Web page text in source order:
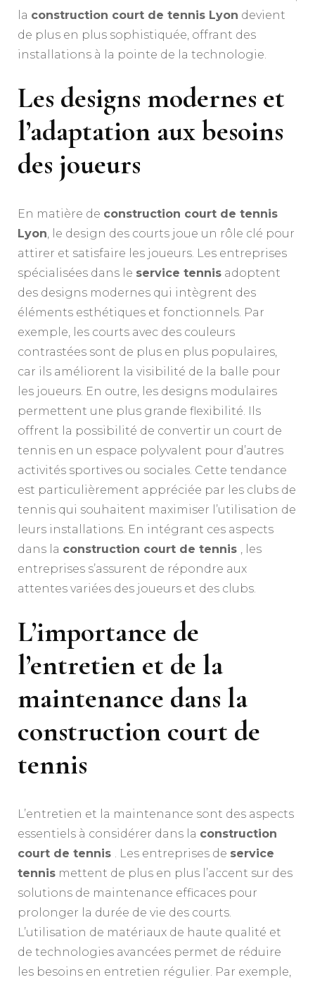
la construction court de tennis Lyon devient
de plus en plus sophistiquée, offrant des
installations à la pointe de la technologie.
Les designs modernes et
l’adaptation aux besoins
des joueurs
En matière de construction court de tennis
Lyon, le design des courts joue un rôle clé pour
attirer et satisfaire les joueurs. Les entreprises
spécialisées dans le service tennis adoptent
des designs modernes qui intègrent des
éléments esthétiques et fonctionnels. Par
exemple, les courts avec des couleurs
contrastées sont de plus en plus populaires,
car ils améliorent la visibilité de la balle pour
les joueurs. En outre, les designs modulaires
permettent une plus grande flexibilité. Ils
offrent la possibilité de convertir un court de
tennis en un espace polyvalent pour d’autres
activités sportives ou sociales. Cette tendance
est particulièrement appréciée par les clubs de
tennis qui souhaitent maximiser l’utilisation de
leurs installations. En intégrant ces aspects
dans la construction court de tennis , les
entreprises s’assurent de répondre aux
attentes variées des joueurs et des clubs.
L’importance de
l’entretien et de la
maintenance dans la
construction court de
tennis
L’entretien et la maintenance sont des aspects
essentiels à considérer dans la construction
court de tennis . Les entreprises de service
tennis mettent de plus en plus l’accent sur des
solutions de maintenance efficaces pour
prolonger la durée de vie des courts.
L’utilisation de matériaux de haute qualité et
de technologies avancées permet de réduire
les besoins en entretien régulier. Par exemple,